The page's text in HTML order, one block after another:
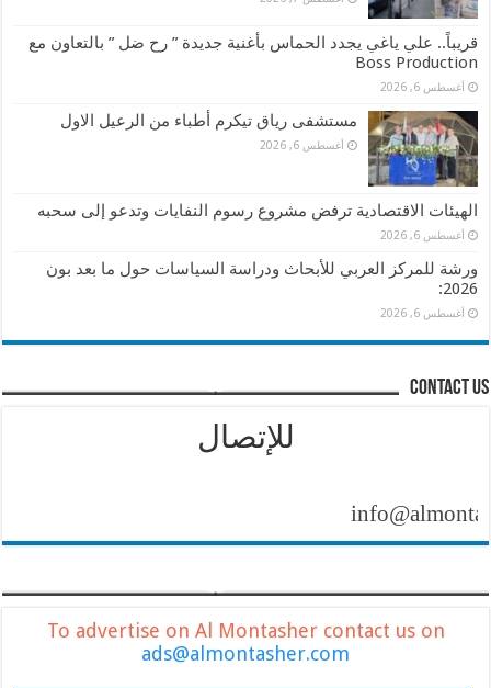
قريباً.. علي ياغي يجدد الحماس بأغنية جديدة ” رح ضل ” بالتعاون مع
Boss Production
أغسطس 6, 2026
مستشفى رياق تيكرم أطباء من الرعيل الاول
أغسطس 6, 2026
الهيئات الاقتصادية ترفض مشروع رسوم النفايات وتدعو إلى سحبه
أغسطس 6, 2026
ورشة للمركز العربي للأبحاث ودراسة السياسات حول ما بعد بون
2026:
أغسطس 6, 2026
contact us
للإتصال
To advertise on Al Montasher contact us on
ads@almontasher.com